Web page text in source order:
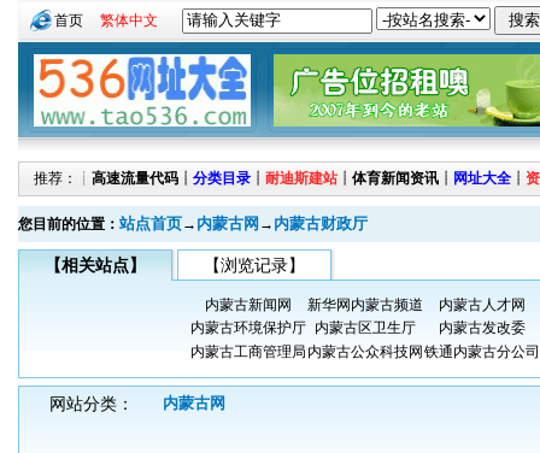
首页 繁体中文
推荐：┊ 高速流量代码 ┊ 分类目录 ┊ 耐迪斯建站 ┊ 体育新闻资讯 ┊ 网址大全 ┊
您目前的位置： 站点首页→ 内蒙古网 → 内蒙古财政厅
【相关站点】 【浏览记录】
内蒙古新闻网 新华网内蒙古频道
内蒙古人才网
内蒙古环境保护厅
内蒙古区卫生厅
内蒙古发改委
内蒙古工商管理局 内蒙古公众科技网 铁通内蒙古分公司
网站分类： 内蒙古网